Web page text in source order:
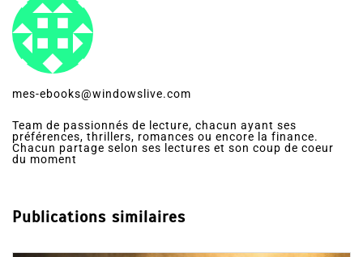
Team de passionnés de lecture, chacun ayant ses
préférences, thrillers, romances ou encore la finance.